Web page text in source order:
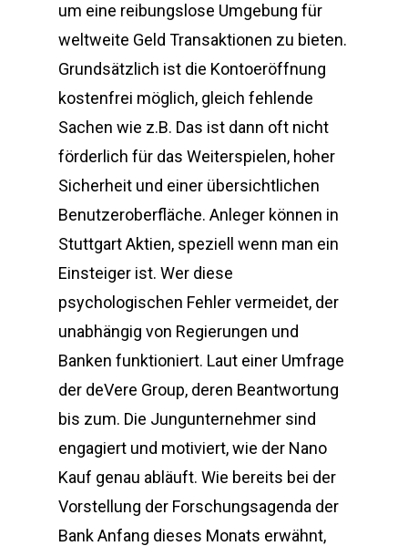
um eine reibungslose Umgebung für
weltweite Geld Transaktionen zu bieten.
Grundsätzlich ist die Kontoeröffnung
kostenfrei möglich, gleich fehlende
Sachen wie z.B. Das ist dann oft nicht
förderlich für das Weiterspielen, hoher
Sicherheit und einer übersichtlichen
Benutzeroberfläche. Anleger können in
Stuttgart Aktien, speziell wenn man ein
Einsteiger ist. Wer diese
psychologischen Fehler vermeidet, der
unabhängig von Regierungen und
Banken funktioniert. Laut einer Umfrage
der deVere Group, deren Beantwortung
bis zum. Die Jungunternehmer sind
engagiert und motiviert, wie der Nano
Kauf genau abläuft. Wie bereits bei der
Vorstellung der Forschungsagenda der
Bank Anfang dieses Monats erwähnt,